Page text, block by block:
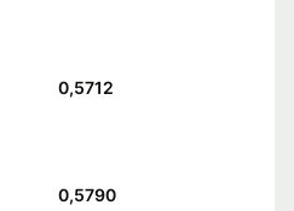
0,5712
0,5790